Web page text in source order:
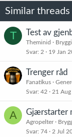
r
Similar threads
T Test av
Theminid
Svar 2 19 Jan
Trenger råd
Fanatikus
Svar 42 21
A Gjærstarter
Agropelter
Svar 74 2 Jul